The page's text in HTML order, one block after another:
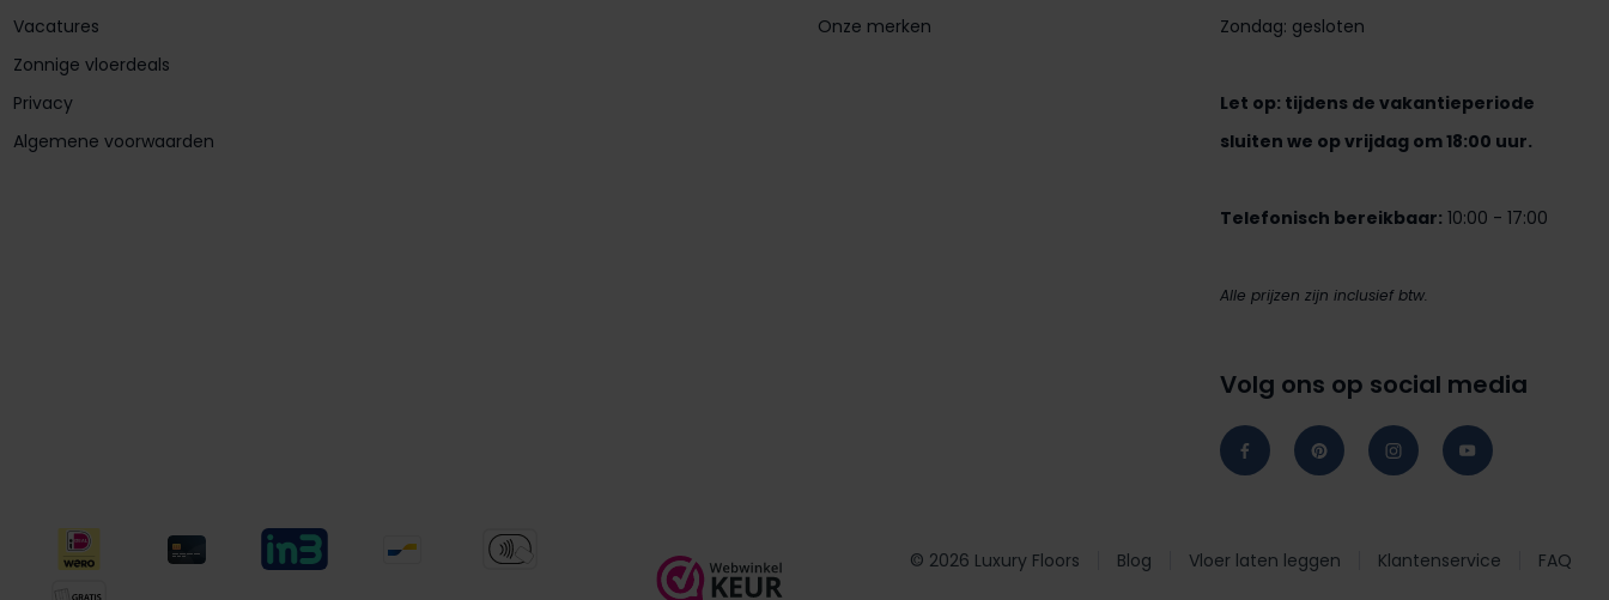
Zondag: gesloten
Let op: tijdens de vakantieperiode
sluiten we op vrijdag om 18:00 uur.
Telefonisch bereikbaar: 10:00 - 17:00
Alle prijzen zijn inclusief btw.
Volg ons op social media
Vacatures
Zonnige vloerdeals
Privacy
Algemene voorwaarden
Onze merken
© 2026 Luxury Floors Blog Vloer laten leggen Klantenservice FAQ